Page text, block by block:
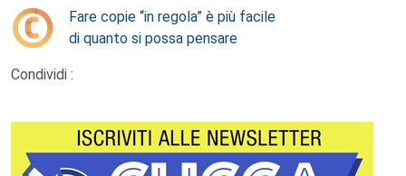
Fare copie “in regola” è più facile
di quanto si possa pensare
Condividi :